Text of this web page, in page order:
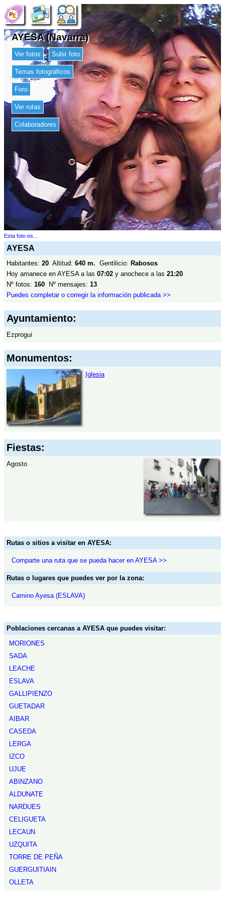
AYESA (Navarra)
Ver fotos Subir foto
Temas fotográficos
Foro
Ver rutas
Colaboradores
Esta foto es...
AYESA
Habitantes: 20 Altitud: 640 m. Gentilicio: Rabosos
Hoy amanece en AYESA a las 07:02 y anochece a las 21:20
Nº fotos: 160 Nº mensajes: 13
Puedes completar o corregir la información publicada >>
Ayuntamiento:
Ezprogui
Monumentos:
Iglesia
Fiestas:
Agosto
Rutas o sitios a visitar en AYESA:
Comparte una ruta que se pueda hacer en AYESA >>
Rutas o lugares que puedes ver por la zona:
Camino Ayesa (ESLAVA)
Poblaciones cercanas a AYESA que puedes visitar:
MORIONES
SADA
LEACHE
ESLAVA
GALLIPIENZO
GUETADAR
AIBAR
CASEDA
LERGA
IZCO
UJUE
ABINZANO
ALDUNATE
NARDUES
CELIGUETA
LECAUN
UZQUITA
TORRE DE PEÑA
GUERGUITIAIN
OLLETA